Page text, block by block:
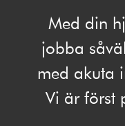
Med din
jobba
med akuta
Vi är först